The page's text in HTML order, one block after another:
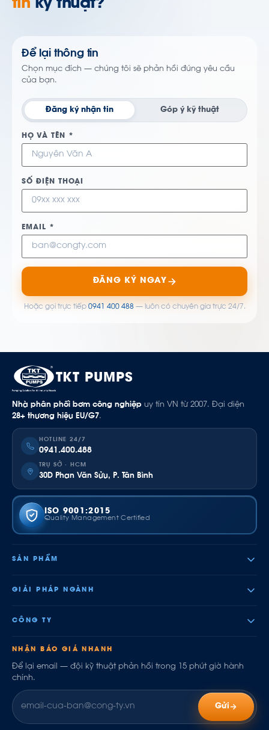
tin kỹ thuật?
Để lại thông tin
Chọn mục đích — chúng tôi sẽ phản hồi đúng yêu cầu
của bạn.
Đăng ký nhận tin Góp ý kỹ thuật
HỌ VÀ TÊN *
SỐ ĐIỆN THOẠI
EMAIL *
ĐĂNG KÝ NGAY
Hoặc gọi trực tiếp 0941 400 488— luôn có chuyên gia trực 24/7.
TKT PUMPS
Nhà phân phối bơm công nghiệp uy tín VN từ 2007. Đại diện
28+ thương hiệu EU/G7.
HOTLINE 24/7
0941.400.488
TRỤ SỞ · HCM
30D Phan Văn Sửu, P. Tân Bình
ISO 9001:2015
Quality Management Certified
SẢN PHẨM
GIẢI PHÁP NGÀNH
CÔNG TY
NHẬN BÁO GIÁ NHANH
Để lại email — đội kỹ thuật phản hồi trong 15 phút giờ hành
chính.
Gửi